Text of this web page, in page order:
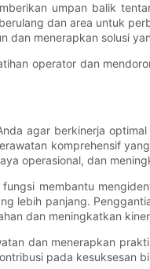
umpan balik
dan area untuk
dan menerapkan solusi
operator dan
agar berkinerja
komprehensif
operasional, dan
membantu
lebih panjang.
dan meningkatkan
dan menerapkan
pada kesuksesan